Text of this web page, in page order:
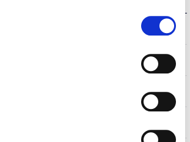
impactos IK08
IP IP66
9007